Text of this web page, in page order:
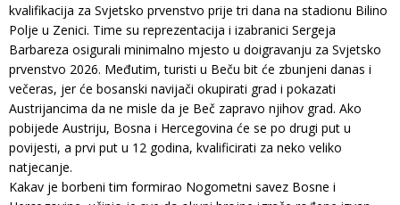
kvalifikacija za Svjetsko prvenstvo prije tri dana na stadionu Bilino
Polje u Zenici. Time su reprezentacija i izabranici Sergeja
Barbareza osigurali minimalno mjesto u doigravanju za Svjetsko
prvenstvo 2026. Međutim, turisti u Beču bit će zbunjeni danas i
večeras, jer će bosanski navijači okupirati grad i pokazati
Austrijancima da ne misle da je Beč zapravo njihov grad. Ako
pobijede Austriju, Bosna i Hercegovina će se po drugi put u
povijesti, a prvi put u 12 godina, kvalificirati za neko veliko
natjecanje.
Kakav je borbeni tim formirao Nogometni savez Bosne i